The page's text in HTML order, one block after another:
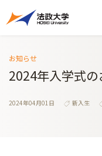
お知らせ
2024年入学式の
2024年04月01日 新入生